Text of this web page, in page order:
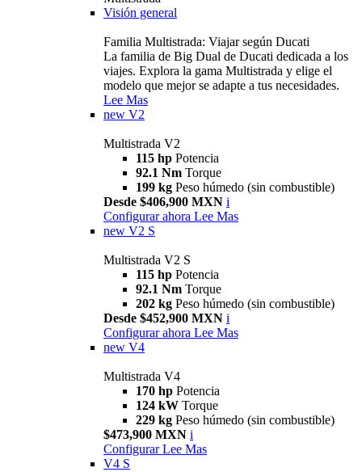
Visión general
Familia Multistrada: Viajar según Ducati
La familia de Big Dual de Ducati dedicada a los
viajes. Explora la gama Multistrada y elige el
modelo que mejor se adapte a tus necesidades.
Lee Mas
new V2
Multistrada V2
115 hp Potencia
92.1 Nm Torque
199 kg Peso húmedo (sin combustible)
Desde $406,900 MXN i
Configurar ahora Lee Mas
new V2 S
Multistrada V2 S
115 hp Potencia
92.1 Nm Torque
202 kg Peso húmedo (sin combustible)
Desde $452,900 MXN i
Configurar ahora Lee Mas
new V4
Multistrada V4
170 hp Potencia
124 kW Torque
229 kg Peso húmedo (sin combustible)
$473,900 MXN i
Configurar Lee Mas
V4 S